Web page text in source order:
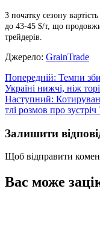
З початку сезону
до 43-45 $/т, що
трейдерів.
Джерело: GrainTrade
Навігація
записів
Попередній: Темпи
Україні нижчі, ніж
Наступний:
тлі розмов про
Залишити
Щоб відправити
Вас може